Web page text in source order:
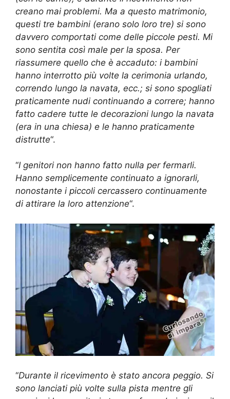
creano mai problemi. Ma a questo matrimonio,
questi tre bambini (erano solo loro tre) si sono
davvero comportati come delle piccole pesti. Mi
sono sentita così male per la sposa. Per
riassumere quello che è accaduto: i bambini
hanno interrotto più volte la cerimonia urlando,
correndo lungo la navata, ecc.; si sono spogliati
praticamente nudi continuando a correre; hanno
fatto cadere tutte le decorazioni lungo la navata
(era in una chiesa) e le hanno praticamente
distrutte“.
“I genitori non hanno fatto nulla per fermarli.
Hanno semplicemente continuato a ignorarli,
nonostante i piccoli cercassero continuamente
di attirare la loro attenzione“.
“Durante il ricevimento è stato ancora peggio. Si
sono lanciati più volte sulla pista mentre gli